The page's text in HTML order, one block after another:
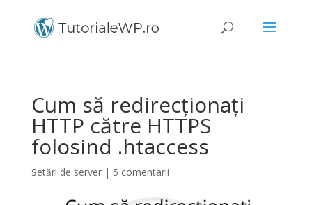
Cum să redirecționați
HTTP către HTTPS
folosind .htaccess
Setări de server| 5 comentarii